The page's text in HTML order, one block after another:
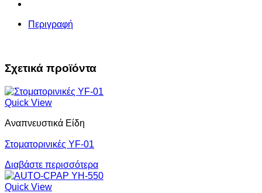
Περιγραφή
Σχετικά προϊόντα
Quick View
Αναπνευστικά Είδη
Στοματορινικές YF-01
Διαβάστε περισσότερα
Quick View